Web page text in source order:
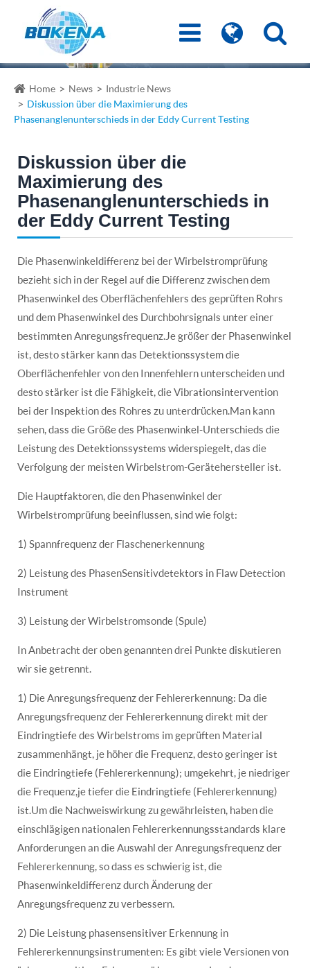
Home News
Industrie News
Diskussion über die Maximierung des
Phasenanglenunterschieds in der Eddy Current Testing
Diskussion über die
Maximierung des
Phasenanglenunterschieds in
der Eddy Current Testing
Die Phasenwinkeldifferenz bei der Wirbelstromprüfung
bezieht sich in der Regel auf die Differenz zwischen dem
Phasenwinkel des Oberflächenfehlers des geprüften Rohrs
und dem Phasenwinkel des Durchbohrsignals unter einer
bestimmten Anregungsfrequenz.Je größer der Phasenwinkel
ist, desto stärker kann das Detektionssystem die
Oberflächenfehler von den Innenfehlern unterscheiden und
desto stärker ist die Fähigkeit, die Vibrationsintervention
bei der Inspektion des Rohres zu unterdrücken.Man kann
sehen, dass die Größe des Phasenwinkel-Unterschieds die
Leistung des Detektionssystems widerspiegelt, das die
Verfolgung der meisten Wirbelstrom-Gerätehersteller ist.
Die Hauptfaktoren, die den Phasenwinkel der
Wirbelstromprüfung beeinflussen, sind wie folgt:
1) Spannfrequenz der Flaschenerkennung
2) Leistung des PhasenSensitivdetektors in Flaw Detection
Instrument
3) Leistung der Wirbelstromsonde (Spule)
In Anbetracht der oben genannten drei Punkte diskutieren
wir sie getrennt.
1) Die Anregungsfrequenz der Fehlererkennung: Da die
Anregungsfrequenz der Fehlererkennung direkt mit der
Eindringtiefe des Wirbelstroms im geprüften Material
zusammenhängt, je höher die Frequenz, desto geringer ist
die Eindringtiefe (Fehlererkennung); umgekehrt, je niedriger
die Frequenz,je tiefer die Eindringtiefe (Fehlererkennung)
ist.Um die Nachweiswirkung zu gewährleisten, haben die
einschlägigen nationalen Fehlererkennungsstandards klare
Anforderungen an die Auswahl der Anregungsfrequenz der
Fehlererkennung, so dass es schwierig ist, die
Phasenwinkeldifferenz durch Änderung der
Anregungsfrequenz zu verbessern.
2) Die Leistung phasensensitiver Erkennung in
Fehlererkennungsinstrumenten: Es gibt viele Versionen von